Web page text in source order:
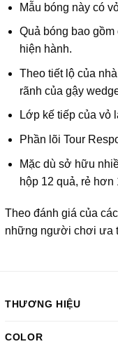
Mẫu bóng này có
Quả bóng bao
hiện hành.
Theo tiết lộ của
rãnh của gậy
Lớp kế tiếp của vỏ
Phần lõi Tour
Mặc dù sở hữu
hộp 12 quả, rẻ hơn
Theo đánh giá của
những người chơi ưa
THƯƠNG HIỆU
COLOR